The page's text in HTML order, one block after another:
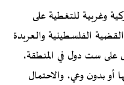
وغربية للتغطية على
الفلسطينية والعربدة
على ست دول في المنطقة،
بدون وعي، والاحتمال